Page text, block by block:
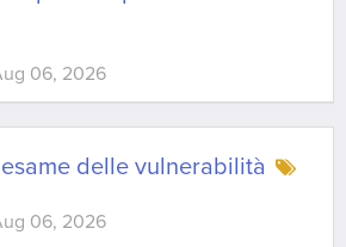
06, 2026
esame delle vulnerabilità
06, 2026